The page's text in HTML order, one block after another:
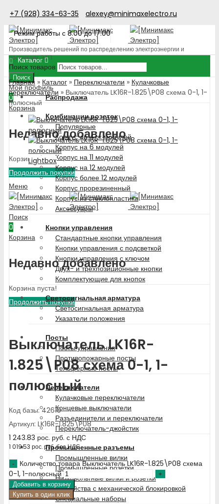
+7 (928) 334-63-35
alexey@minimaxelectro.ru
Режим работы с 8.00 до 17.00
Производитель решений по распределению электроэнергии и
поставщик ЭТП
Поиск товаров
Поиск
Мой профиль
0
Корзина
Недавно добавлено
Корзина пуста!
Продолжить покупки
Меню
Поиск
0
Корзина
Недавно добавлено
Корзина пуста!
Продолжить покупки
Каталог
Распродажа
Комбинации розеток
Популярные
Корпус до 4-х модулей
Корпус на 6 модулей
Корпус на 11 модулей
Корпус на 12 модулей
Корпус более 12 модулей
Корпус прорезиненный
Корпус из стеклопластика
Аксессуары
Кнопки управления
Стандартные кнопки управления
Кнопки управления с подсветкой
Кнопки управления с ключом
Двух- и трехпозиционные кнопки
Комплектующие для кнопок
Светосигнальная арматура
Светосигнальная арматура
Указатели положения
Посты
Посты управления
Противопожарные посты
Тельферные посты
Переключатели
Кулачковые переключатели
Концевые выключатели
Разъединители и переключатели
Переключатель-джойстик
Промышленные разъемы
Промышленные вилки
Промышленные розетки
Низковольтные вилки и розетки
Устройства с механической блокировкой
Специальные наборы
Главная » Каталог » Переключатели » Кулачковые
переключатели » Выключатель LK16R-1.825\P08 схема 0-1, 1-
полюсный
Lightbox
Выключатель LK16R-
1.825\P08 схема 0-1, 1-
полюсный
Код базы: 42610
Артикул: LK16R-1.825\P08
1 243.83 рос. руб. с НДС
1 019.53 рос. руб.без НДС
Количество товара Выключатель LK16R-1.825\P08 схема
0-1, 1-полюсный
Добавить в корзину
Купить в один клик